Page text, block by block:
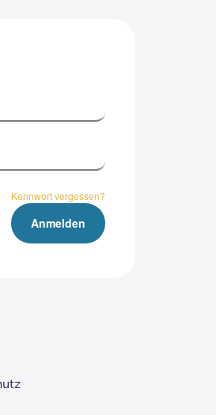
Kennwort vergessen?